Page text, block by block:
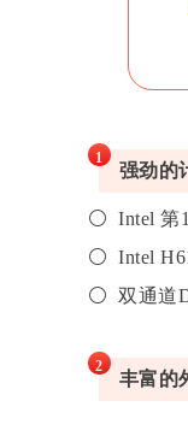
1
强劲的
⚪ Intel 第
⚪ Intel
⚪ 双通道
2
丰富的